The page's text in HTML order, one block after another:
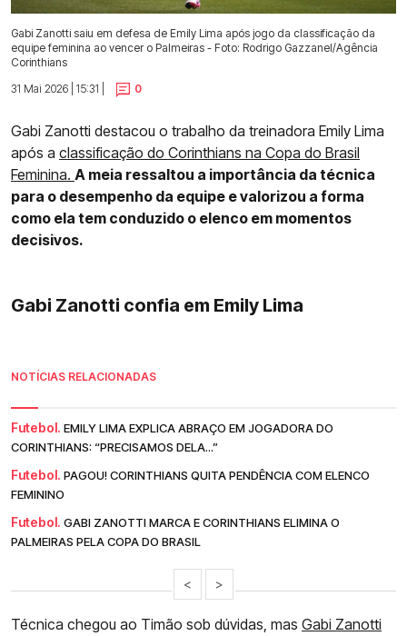
Gabi Zanotti saiu em defesa de Emily Lima após jogo da classificação da
equipe feminina ao vencer o Palmeiras - Foto: Rodrigo Gazzanel/Agência
Corinthians
31 Mai 2026 | 15:31 |
0
Gabi Zanotti destacou o trabalho da treinadora Emily Lima
após a classificação do Corinthians na Copa do Brasil
Feminina. A meia ressaltou a importância da técnica
para o desempenho da equipe e valorizou a forma
como ela tem conduzido o elenco em momentos
decisivos.
Gabi Zanotti confia em Emily Lima
NOTÍCIAS RELACIONADAS
Futebol. EMILY LIMA EXPLICA ABRAÇO EM JOGADORA DO
CORINTHIANS: “PRECISAMOS DELA...”
Futebol. PAGOU! CORINTHIANS QUITA PENDÊNCIA COM ELENCO
FEMININO
Futebol. GABI ZANOTTI MARCA E CORINTHIANS ELIMINA O
PALMEIRAS PELA COPA DO BRASIL
< >
Técnica chegou ao Timão sob dúvidas, mas Gabi Zanotti